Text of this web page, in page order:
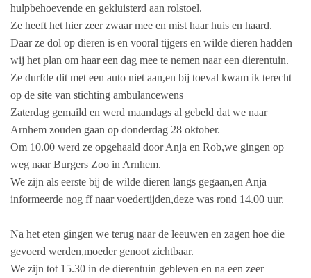
hulpbehoevende en gekluisterd aan rolstoel.
Ze heeft het hier zeer zwaar mee en mist haar huis en haard.
Daar ze dol op dieren is en vooral tijgers en wilde dieren hadden
wij het plan om haar een dag mee te nemen naar een dierentuin.
Ze durfde dit met een auto niet aan,en bij toeval kwam ik terecht
op de site van stichting ambulancewens
Zaterdag gemaild en werd maandags al gebeld dat we naar
Arnhem zouden gaan op donderdag 28 oktober.
Om 10.00 werd ze opgehaald door Anja en Rob,we gingen op
weg naar Burgers Zoo in Arnhem.
We zijn als eerste bij de wilde dieren langs gegaan,en Anja
informeerde nog ff naar voedertijden,deze was rond 14.00 uur.
Na het eten gingen we terug naar de leeuwen en zagen hoe die
gevoerd werden,moeder genoot zichtbaar.
We zijn tot 15.30 in de dierentuin gebleven en na een zeer